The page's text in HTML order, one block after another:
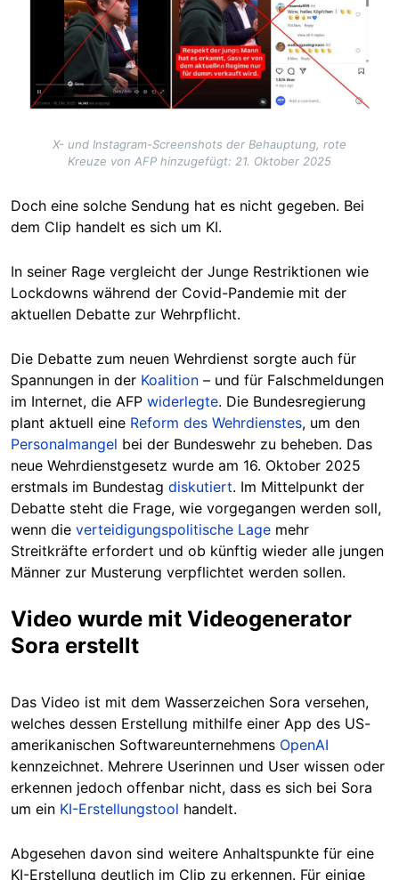
X- und Instagram-Screenshots der Behauptung, rote
Kreuze von AFP hinzugefügt: 21. Oktober 2025
Doch eine solche Sendung hat es nicht gegeben. Bei
dem Clip handelt es sich um KI.
In seiner Rage vergleicht der Junge Restriktionen wie
Lockdowns während der Covid-Pandemie mit der
aktuellen Debatte zur Wehrpflicht.
Die Debatte zum neuen Wehrdienst sorgte auch für
Spannungen in der Koalition – und für Falschmeldungen
im Internet, die AFP widerlegte. Die Bundesregierung
plant aktuell eine Reform des Wehrdienstes, um den
Personalmangel bei der Bundeswehr zu beheben. Das
neue Wehrdienstgesetz wurde am 16. Oktober 2025
erstmals im Bundestag diskutiert. Im Mittelpunkt der
Debatte steht die Frage, wie vorgegangen werden soll,
wenn die verteidigungspolitische Lage mehr
Streitkräfte erfordert und ob künftig wieder alle jungen
Männer zur Musterung verpflichtet werden sollen.
Video wurde mit Videogenerator
Sora erstellt
Das Video ist mit dem Wasserzeichen Sora versehen,
welches dessen Erstellung mithilfe einer App des US-
amerikanischen Softwareunternehmens OpenAI
kennzeichnet. Mehrere Userinnen und User wissen oder
erkennen jedoch offenbar nicht, dass es sich bei Sora
um ein KI-Erstellungstool handelt.
Abgesehen davon sind weitere Anhaltspunkte für eine
KI-Erstellung deutlich im Clip zu erkennen. Für einige